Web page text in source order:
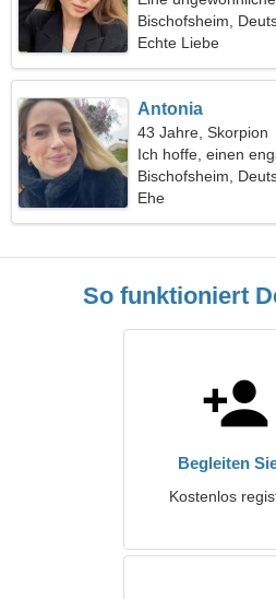
Bischofsheim,
Echte Liebe
Antonia
43 Jahre, Skorpion
Ich hoffe, einen
Bischofsheim,
Ehe
So funktioniert
Begleiten
Kostenlos